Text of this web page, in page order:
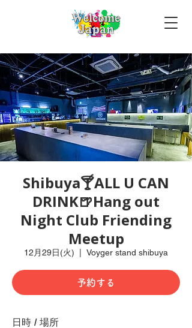
Shibuya🍸ALL U CAN
DRINK🍺Hang out
Night Club Friending
Meetup
12月29日(火) Voyger stand shibuya
予約する
日時 / 場所